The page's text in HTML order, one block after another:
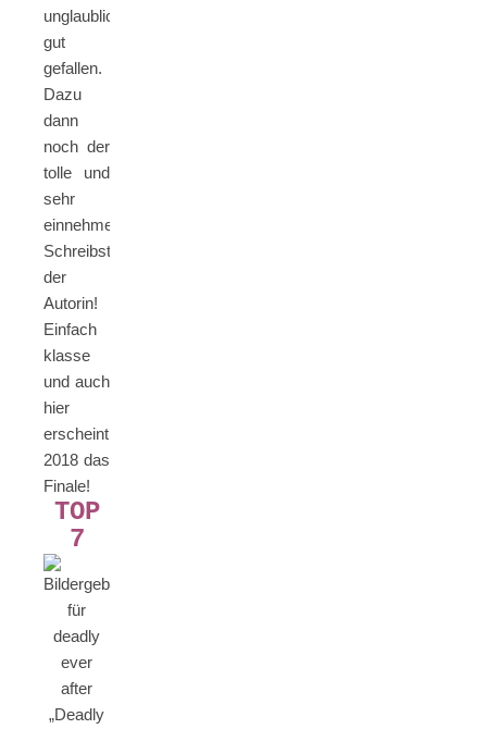
unglaublich
gut
gefallen.
Dazu
dann
noch der
tolle und
sehr
einnehmende
Schreibststil
der
Autorin!
Einfach
klasse
und auch
hier
erscheint
2018 das
Finale!
TOP
7
„Deadly